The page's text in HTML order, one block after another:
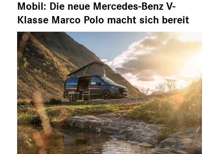
Mobil: Die neue Mercedes-Benz V-
Klasse Marco Polo macht sich bereit